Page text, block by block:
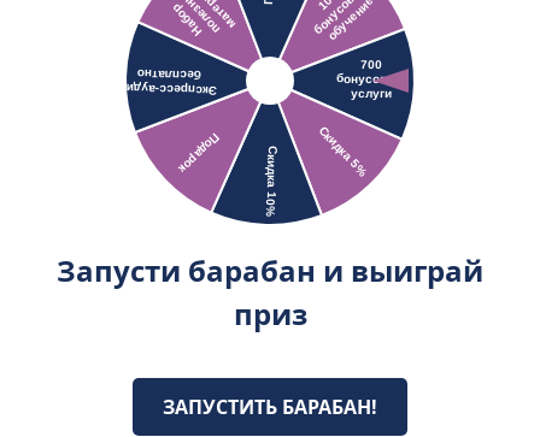
Запусти барабан и выиграй
приз
ЗАПУСТИТЬ БАРАБАН!